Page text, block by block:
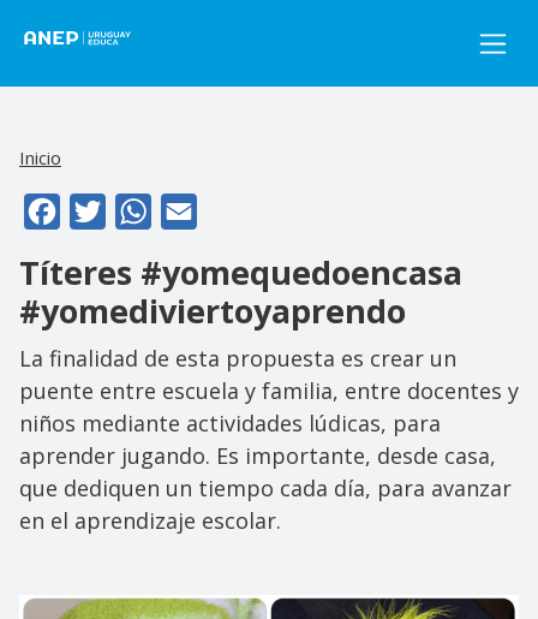
Inicio
FacebookTwitterWhatsApp
Títeres #yomequedoencasa
#yomediviertoyaprendo
La finalidad de esta propuesta es crear un
puente entre escuela y familia, entre docentes y
niños mediante actividades lúdicas, para
aprender jugando. Es importante, desde casa,
que dediquen un tiempo cada día, para avanzar
en el aprendizaje escolar.